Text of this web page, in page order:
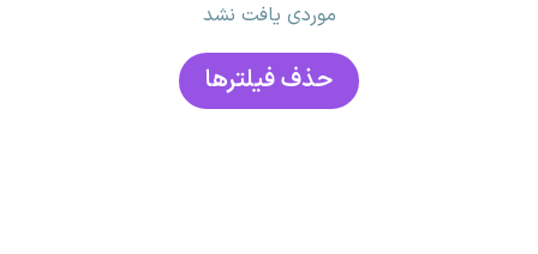
موردی یافت نشد
حذف فیلتر‌ها